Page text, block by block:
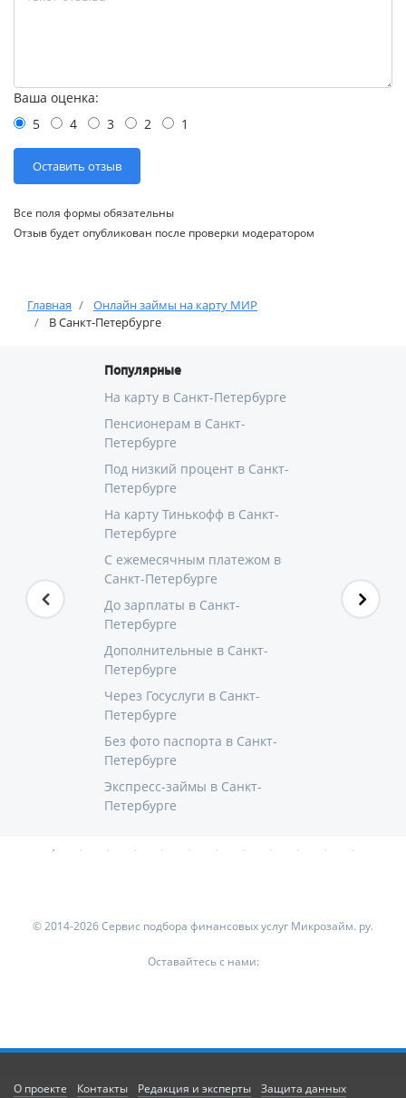
Ваша оценка:
5
4 3 2 1
Все поля формы обязательны
Отзыв будет опубликован после проверки модератором
Главная
Онлайн займы на карту МИР
В Санкт-Петербурге
Популярные
На карту в Санкт-Петербурге
Пенсионерам в Санкт-
Петербурге
Под низкий процент в Санкт-
Петербурге
На карту Тинькофф в Санкт-
Петербурге
С ежемесячным платежом в
Санкт-Петербурге
До зарплаты в Санкт-
Петербурге
Дополнительные в Санкт-
Петербурге
Через Госуслуги в Санкт-
Петербурге
Без фото паспорта в Санкт-
Петербурге
Экспресс-займы в Санкт-
Петербурге
© 2014-2026 Сервис подбора финансовых услуг Микрозайм. ру.
Оставайтесь с нами:
О проекте Контакты Редакция и эксперты Защита данных